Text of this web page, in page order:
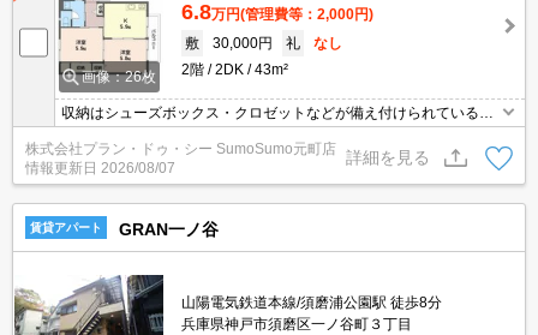
画像：26枚
6.8万円(管理費等：2,000円)
敷
30,000円 礼
なし
2階
2DK 43m²
収納はシューズボックス・クロゼットなどが備え付けられているの
で、衣類や日用品の収納に重宝します。洗面化粧台はコンセントや
照明、大きな鏡などがついているのでスムーズに身支度を整えられ
ます。来客時にはTVインターホンを使用して訪問者の顔を確認する
ことがきるので安心感があります。今ならお持ちの車を停めること
も可能です。
株式会社プラン・ドゥ・シー SumoSumo元町店
情報更新日 2026/08/07
詳細を見る
賃貸アパート GRAN一ノ谷
山陽電気鉄道本線/須磨浦公園駅 徒歩8分
兵庫県神戸市須磨区一ノ谷町３丁目